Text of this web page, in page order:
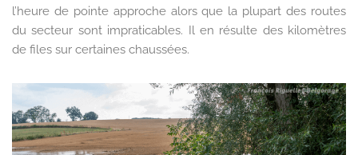
l’heure de pointe approche alors que la plupart des routes
du secteur sont impraticables. Il en résulte des kilomètres
de files sur certaines chaussées.